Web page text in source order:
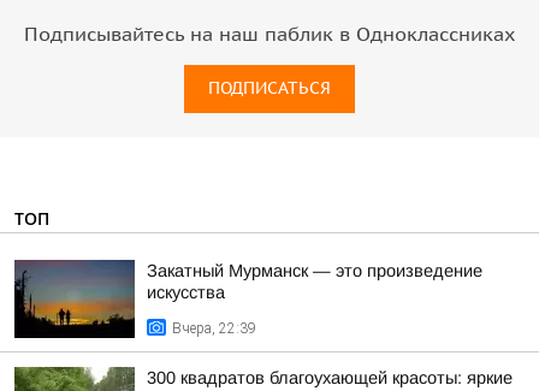
Подписывайтесь на наш паблик в Одноклассниках
ПОДПИСАТЬСЯ
ТОП
Закатный Мурманск — это произведение
искусства
Вчера, 22:39
300 квадратов благоухающей красоты: яркие